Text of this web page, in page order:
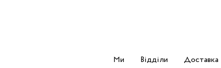
Ми Відділи Доставка